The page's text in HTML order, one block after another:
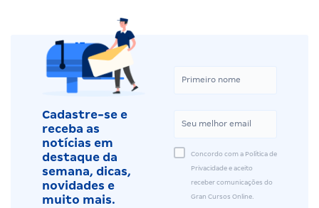
Cadastre-se e
receba as
notícias em
destaque da
semana, dicas,
novidades e
muito mais.
Concordo com a Política de
Privacidade e aceito
receber comunicações do
Gran Cursos Online.